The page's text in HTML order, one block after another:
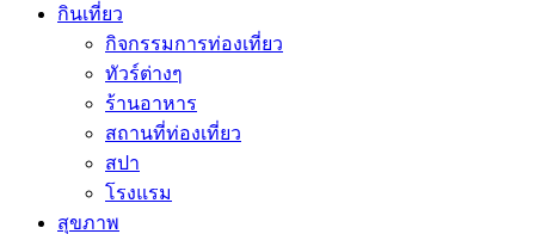
กินเที่ยว
กิจกรรมการท่องเที่ยว
ทัวร์ต่างๆ
ร้านอาหาร
สถานที่ท่องเที่ยว
สปา
โรงแรม
สุขภาพ